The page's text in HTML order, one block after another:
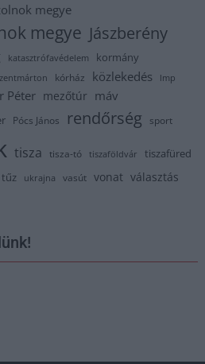
megye
megye Jászberény
katasztrófavédelem kormány
kórház közlekedés lmp
Péter mezőtúr máv
Pócs János rendőrség sport
tisza tisza-tó tiszaföldvár tiszafüred
tűz ukrajna vasút vonat választás